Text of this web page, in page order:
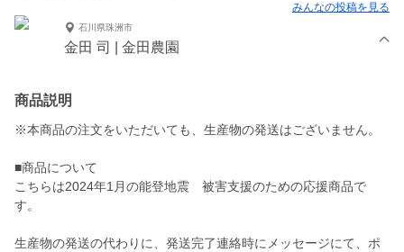
みんなの投稿を見る
石川県珠洲市
金田 司 | 金田農園
商品説明
※本商品の注文をいただいても、生産物の発送はございません。
■商品について
こちらは2024年1月の能登地震 被害支援のための応援商品で
す。
生産物の発送の代わりに、発送完了連絡時にメッセージにて、ポ